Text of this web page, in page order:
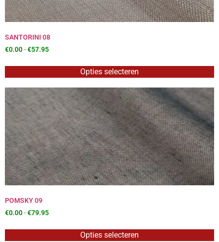
SANTORINI 08
€0.00-€57.95
Opties selecteren
POMSKY 09
€0.00-€79.95
Opties selecteren